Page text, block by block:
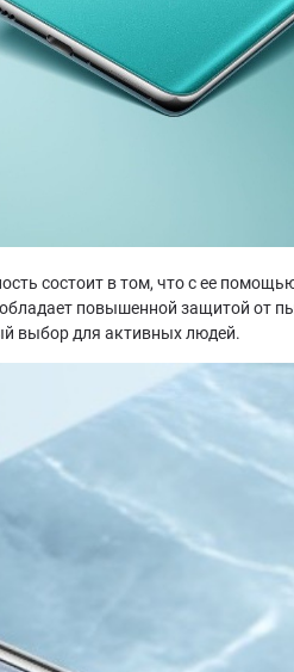
состоит в том, что с ее
повышенной защитой от
выбор для активных людей.